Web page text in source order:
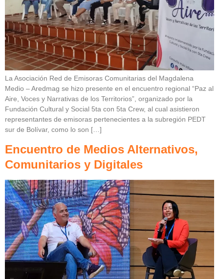
La Asociación Red de Emisoras Comunitarias del Magdalena
Medio – Aredmag se hizo presente en el encuentro regional “Paz al
Aire, Voces y Narrativas de los Territorios”, organizado por la
Fundación Cultural y Social 5ta con 5ta Crew, al cual asistieron
representantes de emisoras pertenecientes a la subregión PEDT
sur de Bolívar, como lo son […]
Encuentro de Medios Alternativos,
Comunitarios y Digitales